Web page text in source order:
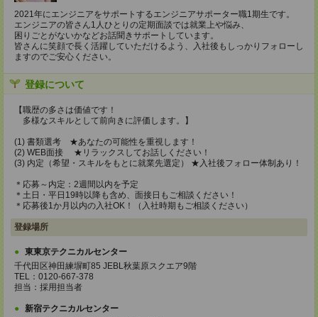
2021年にエンジニアをサポートするエンジニアサポーター職1期生です。
エンジニアの皆さん1人ひとりの定期面談では就業上や悩み、
困りごとがないかなどお話聞きサポートしています。
皆さんに笑顔で長く活躍していただけるよう、入社後もしっかりフォローし
ますのでご安心ください。
登録について
【職歴の多さは価値です！
多様なスキルとして前向きに評価します。】
(1) 書類選考 ★あなたの可能性を重視します！
(2) WEB面接 ★リラックスしてお話しください！
(3) 内定（希望・スキルをもとに就業先選定） ★入社後フォロー体制あり！
＊応募～内定：2週間以内を予定
＊土日・平日19時以降も含め、面接日もご相談ください！
＊応募後1か月以内の入社OK！（入社時期もご相談ください）
登録場所
東東京テクニカルセンター
千代田区神田練塀町85 JEBL秋葉原スクエア9階
TEL：0120-667-378
担当：採用担当者
新宿テクニカルセンター